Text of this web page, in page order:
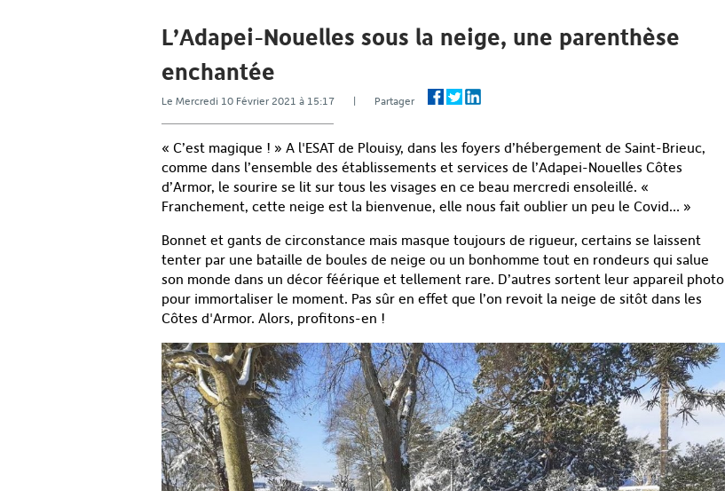
L’Adapei-Nouelles sous la neige, une parenthèse
enchantée
Le Mercredi 10 Février 2021 à 15:17 | Partager
« C’est magique ! » A l'ESAT de Plouisy, dans les foyers d’hébergement de Saint-Brieuc,
comme dans l’ensemble des établissements et services de l’Adapei-Nouelles Côtes
d’Armor, le sourire se lit sur tous les visages en ce beau mercredi ensoleillé. «
Franchement, cette neige est la bienvenue, elle nous fait oublier un peu le Covid… »
Bonnet et gants de circonstance mais masque toujours de rigueur, certains se laissent
tenter par une bataille de boules de neige ou un bonhomme tout en rondeurs qui salue
son monde dans un décor féérique et tellement rare. D’autres sortent leur appareil photo
pour immortaliser le moment. Pas sûr en effet que l’on revoit la neige de sitôt dans les
Côtes d'Armor. Alors, profitons-en !